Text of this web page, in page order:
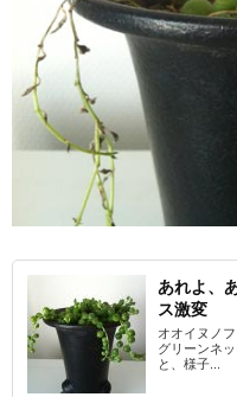
あれよ、
ス激変
オオイヌノ
グリーンネ
と、様子...